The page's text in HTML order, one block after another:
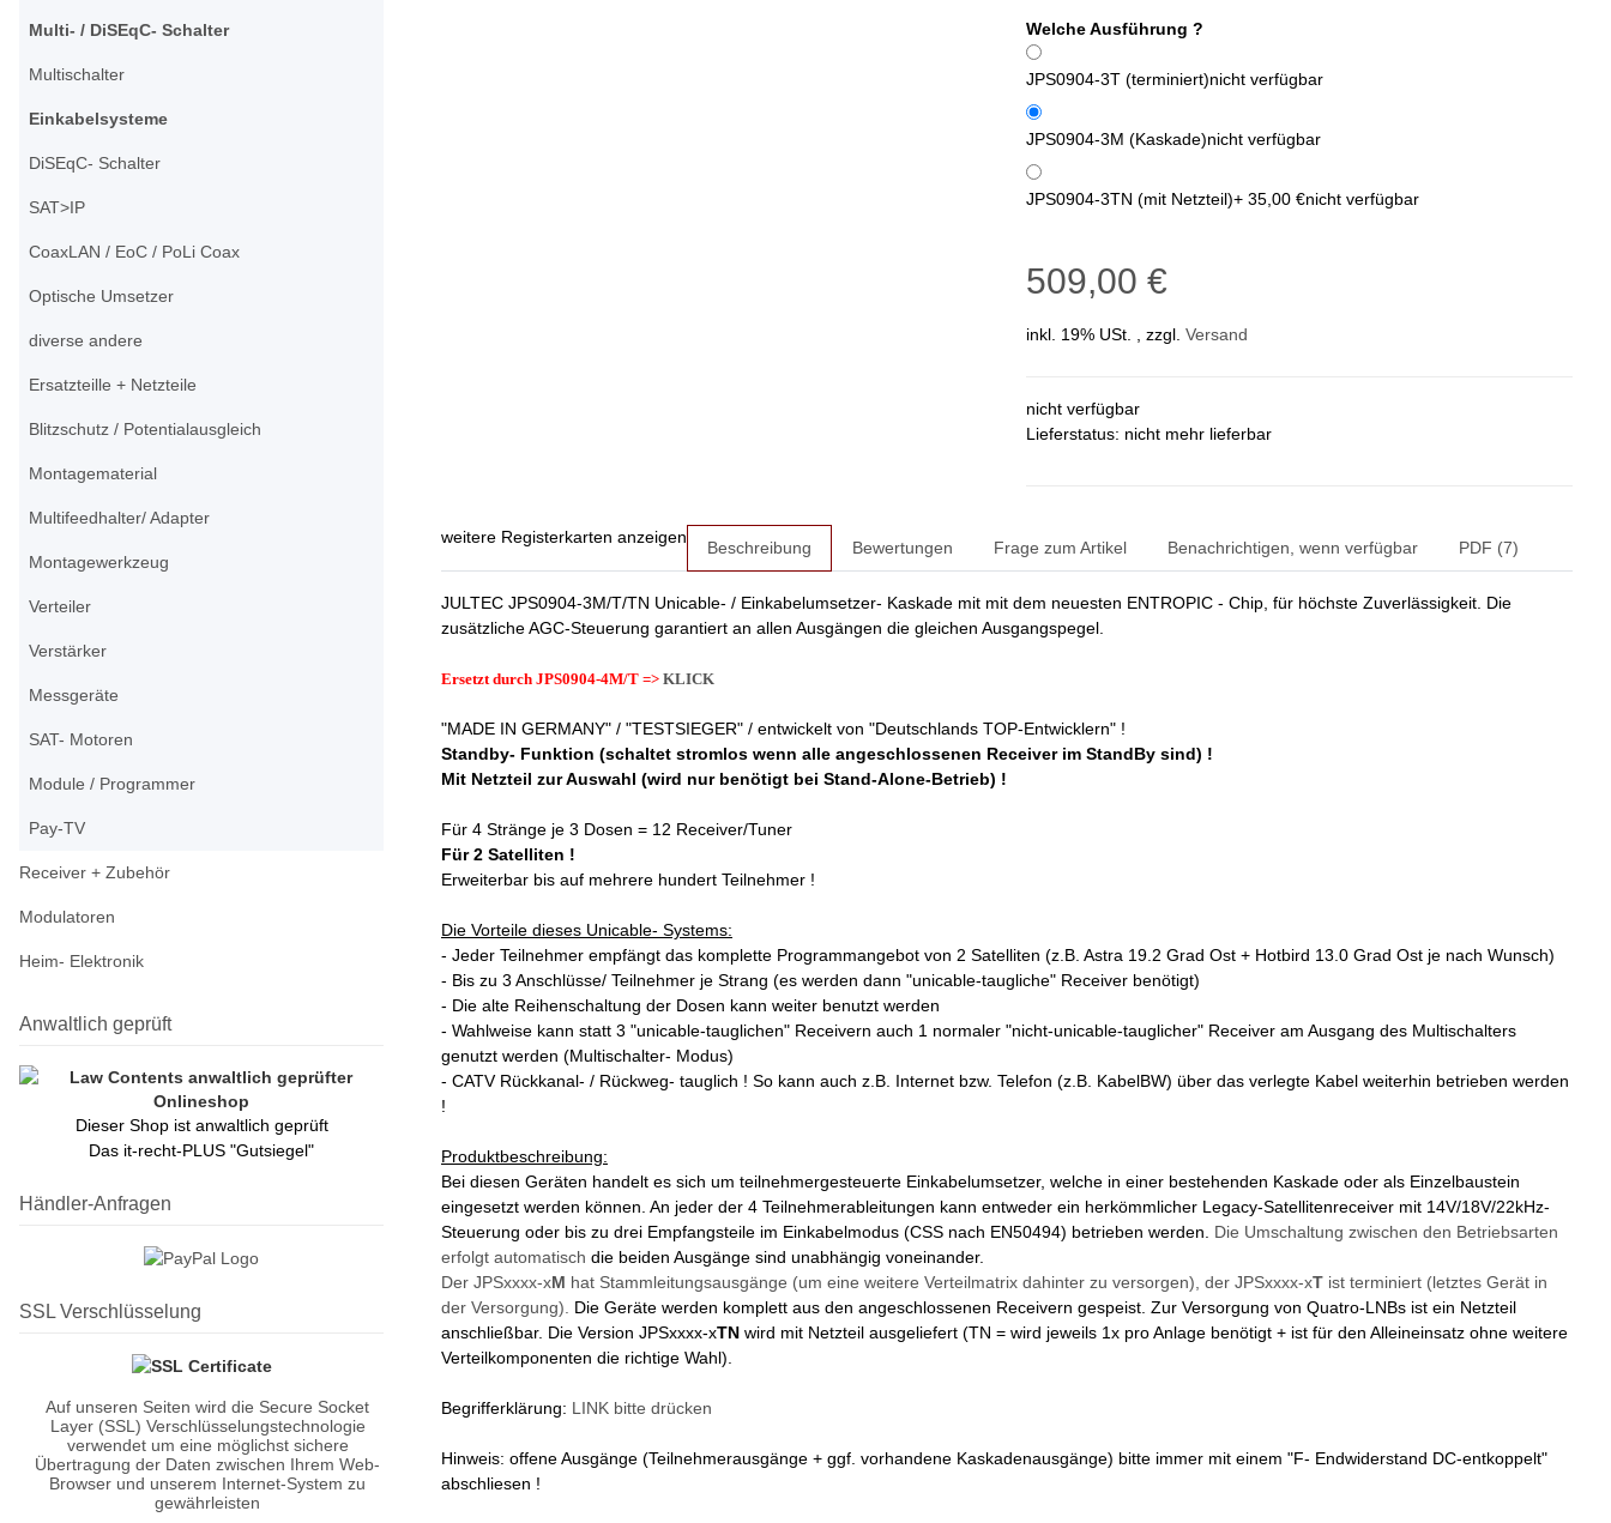
Welche Ausführung ?
JPS0904-3T (terminiert)nicht verfügbar
JPS0904-3M (Kaskade)nicht verfügbar
JPS0904-3TN (mit Netzteil)+ 35,00 €nicht verfügbar
509,00 €
inkl. 19% USt. , zzgl. Versand
nicht verfügbar
Lieferstatus: nicht mehr lieferbar
weitere Registerkarten anzeigen
Beschreibung Bewertungen Frage zum Artikel Benachrichtigen, wenn verfügbar PDF (7)
JULTEC JPS0904-3M/T/TN Unicable- / Einkabelumsetzer- Kaskade mit mit dem neuesten ENTROPIC - Chip, für höchste Zuverlässigkeit. Die
zusätzliche AGC-Steuerung garantiert an allen Ausgängen die gleichen Ausgangspegel.
Ersetzt durch JPS0904-4M/T => KLICK
"MADE IN GERMANY" / "TESTSIEGER" / entwickelt von "Deutschlands TOP-Entwicklern" !
Standby- Funktion (schaltet stromlos wenn alle angeschlossenen Receiver im StandBy sind) !
Mit Netzteil zur Auswahl (wird nur benötigt bei Stand-Alone-Betrieb) !
Für 4 Stränge je 3 Dosen = 12 Receiver/Tuner
Für 2 Satelliten !
Erweiterbar bis auf mehrere hundert Teilnehmer !
Die Vorteile dieses Unicable- Systems:
- Jeder Teilnehmer empfängt das komplette Programmangebot von 2 Satelliten (z.B. Astra 19.2 Grad Ost + Hotbird 13.0 Grad Ost je nach Wunsch)
- Bis zu 3 Anschlüsse/ Teilnehmer je Strang (es werden dann "unicable-taugliche" Receiver benötigt)
- Die alte Reihenschaltung der Dosen kann weiter benutzt werden
- Wahlweise kann statt 3 "unicable-tauglichen" Receivern auch 1 normaler "nicht-unicable-tauglicher" Receiver am Ausgang des Multischalters
genutzt werden (Multischalter- Modus)
- CATV Rückkanal- / Rückweg- tauglich ! So kann auch z.B. Internet bzw. Telefon (z.B. KabelBW) über das verlegte Kabel weiterhin betrieben werden
!
Produktbeschreibung:
Bei diesen Geräten handelt es sich um teilnehmergesteuerte Einkabelumsetzer, welche in einer bestehenden Kaskade oder als Einzelbaustein
eingesetzt werden können. An jeder der 4 Teilnehmerableitungen kann entweder ein herkömmlicher Legacy-Satellitenreceiver mit 14V/18V/22kHz-
Steuerung oder bis zu drei Empfangsteile im Einkabelmodus (CSS nach EN50494) betrieben werden. Die Umschaltung zwischen den Betriebsarten
erfolgt automatisch die beiden Ausgänge sind unabhängig voneinander.
Der JPSxxxx-xM hat Stammleitungsausgänge (um eine weitere Verteilmatrix dahinter zu versorgen), der JPSxxxx-xT ist terminiert (letztes Gerät in
der Versorgung).
Die Geräte werden komplett aus den angeschlossenen Receivern gespeist. Zur Versorgung von Quatro-LNBs ist ein Netzteil
anschließbar. Die Version JPSxxxx-xTN wird mit Netzteil ausgeliefert (TN = wird jeweils 1x pro Anlage benötigt + ist für den Alleineinsatz ohne weitere
Verteilkomponenten die richtige Wahl).
Begrifferklärung: LINK bitte drücken
Hinweis: offene Ausgänge (Teilnehmerausgänge + ggf. vorhandene Kaskadenausgänge) bitte immer mit einem "F- Endwiderstand DC-entkoppelt"
abschliesen !
Multi- / DiSEqC- Schalter
Multischalter
Einkabelsysteme
DiSEqC- Schalter
SAT>IP
CoaxLAN / EoC / PoLi Coax
Optische Umsetzer
diverse andere
Ersatzteille + Netzteile
Blitzschutz / Potentialausgleich
Montagematerial
Multifeedhalter/ Adapter
Montagewerkzeug
Verteiler
Verstärker
Messgeräte
SAT- Motoren
Module / Programmer
Pay-TV
Receiver + Zubehör
Modulatoren
Heim- Elektronik
Anwaltlich geprüft
Dieser Shop ist anwaltlich geprüft
Das it-recht-PLUS "Gutsiegel"
Händler-Anfragen
SSL Verschlüsselung
Auf unseren Seiten wird die Secure Socket
Layer (SSL) Verschlüsselungstechnologie
verwendet um eine möglichst sichere
Übertragung der Daten zwischen Ihrem Web-
Browser und unserem Internet-System zu
gewährleisten